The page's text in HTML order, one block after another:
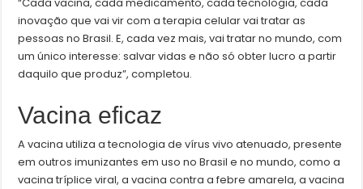
“Cada vacina, cada medicamento, cada tecnologia, cada
inovação que vai vir com a terapia celular vai tratar as
pessoas no Brasil. E, cada vez mais, vai tratar no mundo, com
um único interesse: salvar vidas e não só obter lucro a partir
daquilo que produz”, completou.
Vacina eficaz
A vacina utiliza a tecnologia de vírus vivo atenuado, presente
em outros imunizantes em uso no Brasil e no mundo, como a
vacina tríplice viral, a vacina contra a febre amarela, a vacina